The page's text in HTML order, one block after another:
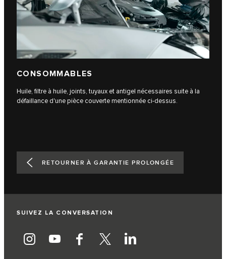
CONSOMMABLES
Huile, filtre à huile, joints, tuyaux et antigel nécessaires suite à la
défaillance d'une pièce couverte mentionnée ci-dessus.
RETOURNER À GARANTIE PROLONGÉE
SUIVEZ LA CONVERSATION